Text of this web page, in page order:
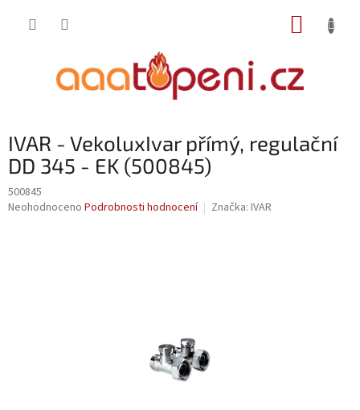
IVAR - VekoluxIvar přímý, regulační
DD 345 - EK (500845)
500845
Průměrné
Neohodnoceno Podrobnosti hodnocení Značka: IVAR